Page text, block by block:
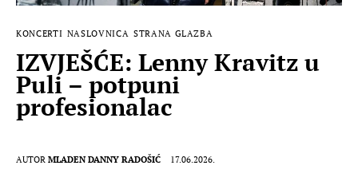
KONCERTI NASLOVNICA STRANA GLAZBA
IZVJEŠĆE: Lenny Kravitz u
Puli – potpuni
profesionalac
AUTOR MLADEN DANNY RADOŠIĆ 17.06.2026.